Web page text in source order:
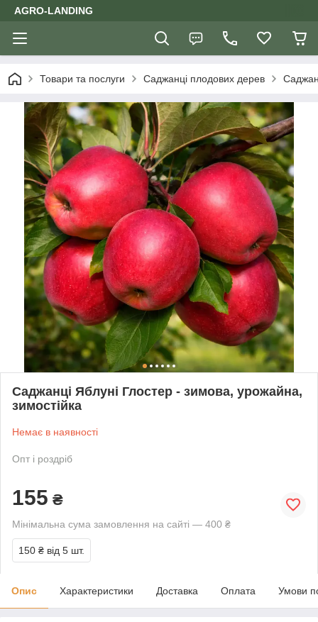
AGRO-LANDING
Товари та послуги Саджанці плодових дерев
Саджанці Яблуні Глостер - зимова, урожайна,
зимостійка
Немає в наявності
Опт і роздріб
155 ₴
Мінімальна сума замовлення на сайті — 400 ₴
150 ₴ від 5 шт.
Опис Характеристики Доставка Оплата Умови